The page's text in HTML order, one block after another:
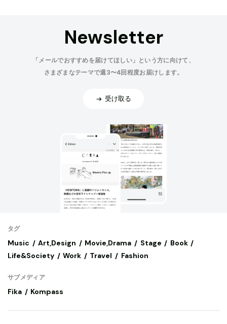
Newsletter
「メールでおすすめを届けてほしい」という方に向けて、
さまざまなテーマで週3〜4回程度お届けします。
受け取る
タグ
Music Art,Design Movie,Drama Stage
Book
Life&Society
Work Travel Fashion
サブメディア
Fika Kompass